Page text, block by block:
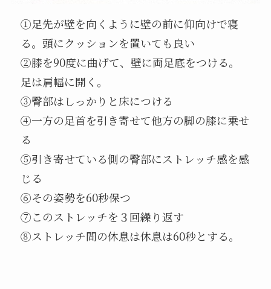
①足先が壁を向くように壁の前に仰向けで寝
る。頭にクッションを置いても良い
②膝を90度に曲げて、壁に両足底をつける。
足は肩幅に開く。
③臀部はしっかりと床につける
④一方の足首を引き寄せて他方の脚の膝に乗せ
る
⑤引き寄せている側の臀部にストレッチ感を感
じる
⑥その姿勢を60秒保つ
⑦このストレッチを３回繰り返す
⑧ストレッチ間の休息は休息は60秒とする。